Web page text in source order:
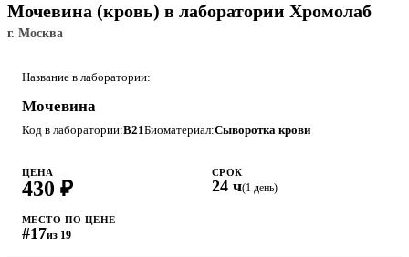
Мочевина (кровь) в лаборатории Хромолаб
г. Москва
Название в лаборатории:
Мочевина
Код в лаборатории:B21Биоматериал:Сыворотка крови
ЦЕНА
430 ₽
СРОК
24 ч(1 день)
МЕСТО ПО ЦЕНЕ
#17из 19